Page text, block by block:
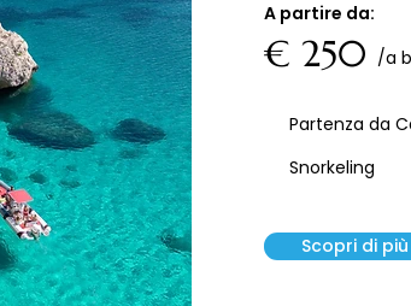
A partire da:
€ 250 /a
Partenza da
Snorkeling
Scopri di più